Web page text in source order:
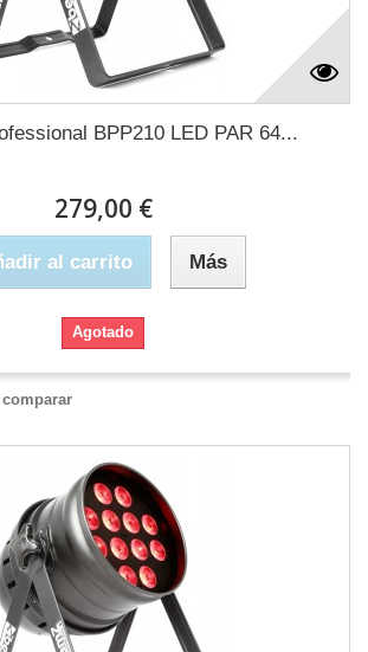
BPP210 LED PAR 64...
279,00 €
al carrito Más
Agotado